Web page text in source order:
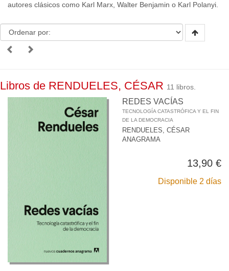
autores clásicos como Karl Marx, Walter Benjamin o Karl Polanyi.
Libros de RENDUELES, CÉSAR 11 libros.
REDES VACÍAS
TECNOLOGÍA CATASTRÓFICA Y EL FIN
DE LA DEMOCRACIA
RENDUELES, CÉSAR
ANAGRAMA
13,90 €
Disponible 2 días